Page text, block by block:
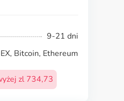
9-21 dni
Bitcoin, Ethereum
zl 734,73